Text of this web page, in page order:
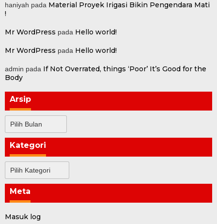
haniyah pada Material Proyek Irigasi Bikin Pengendara Mati
!
Mr WordPress pada Hello world!
Mr WordPress pada Hello world!
admin pada If Not Overrated, things ‘Poor’ It’s Good for the
Body
Arsip
Kategori
Meta
Masuk log